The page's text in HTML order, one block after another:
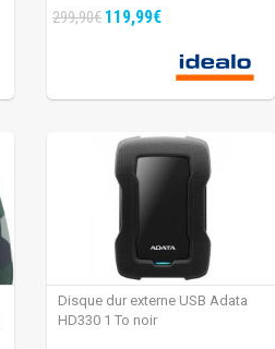
299,90€ 119,99€
Disque dur externe USB Adata
HD330 1 To noir